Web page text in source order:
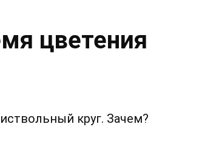
цветения
круг. Зачем?